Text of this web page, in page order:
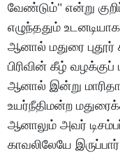
வேண்டும்" என்று
எழுந்ததும்
ஆனால் மதுரை
பிரிவின் கீழ்
ஆனால் இன்று
உயர்நீதிமன்ற
ஆனாலும் அவர்
காவலிலேயே